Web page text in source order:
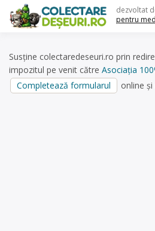
content
dezvoltat
pentru
Susține colectaredeseuri.ro prin
impozitul pe venit către Asociația
Completează formularul
online